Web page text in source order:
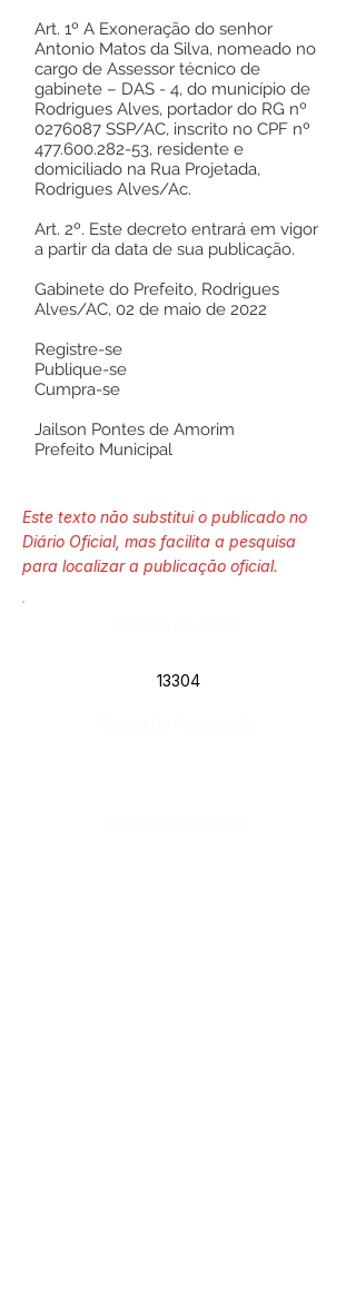
Art. 1º A Exoneração do senhor
Antonio Matos da Silva, nomeado no
cargo de Assessor técnico de
gabinete – DAS - 4, do município de
Rodrigues Alves, portador do RG nº
0276087 SSP/AC, inscrito no CPF nº
477.600.282-53, residente e
domiciliado na Rua Projetada,
Rodrigues Alves/Ac.
Art. 2º. Este decreto entrará em vigor
a partir da data de sua publicação.
Gabinete do Prefeito, Rodrigues
Alves/AC, 02 de maio de 2022
Registre-se
Publique-se
Cumpra-se
Jailson Pontes de Amorim
Prefeito Municipal
Este texto não substitui o publicado no
Diário Oficial, mas facilita a pesquisa
para localizar a publicação oficial.
13304